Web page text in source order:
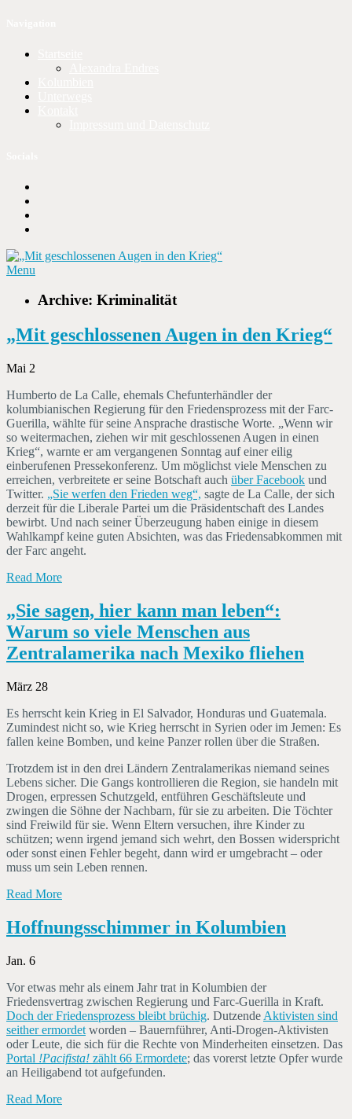
Menu
Archive: Kriminalität
„Mit geschlossenen Augen in den Krieg“
Mai 2
Humberto de La Calle, ehemals Chefunterhändler der
kolumbianischen Regierung für den Friedensprozess mit der Farc-
Guerilla, wählte für seine Ansprache drastische Worte. „Wenn wir
so weitermachen, ziehen wir mit geschlossenen Augen in einen
Krieg“, warnte er am vergangenen Sonntag auf einer eilig
einberufenen Pressekonferenz. Um möglichst viele Menschen zu
erreichen, verbreitete er seine Botschaft auch über Facebook und
Twitter. „Sie werfen den Frieden weg“, sagte de La Calle, der sich
derzeit für die Liberale Partei um die Präsidentschaft des Landes
bewirbt. Und nach seiner Überzeugung haben einige in diesem
Wahlkampf keine guten Absichten, was das Friedensabkommen mit
der Farc angeht.
Read More
„Sie sagen, hier kann man leben“:
Warum so viele Menschen aus
Zentralamerika nach Mexiko fliehen
März 28
Es herrscht kein Krieg in El Salvador, Honduras und Guatemala.
Zumindest nicht so, wie Krieg herrscht in Syrien oder im Jemen: Es
fallen keine Bomben, und keine Panzer rollen über die Straßen.
Trotzdem ist in den drei Ländern Zentralamerikas niemand seines
Lebens sicher. Die Gangs kontrollieren die Region, sie handeln mit
Drogen, erpressen Schutzgeld, entführen Geschäftsleute und
zwingen die Söhne der Nachbarn, für sie zu arbeiten. Die Töchter
sind Freiwild für sie. Wenn Eltern versuchen, ihre Kinder zu
schützen; wenn irgend jemand sich wehrt, den Bossen widerspricht
oder sonst einen Fehler begeht, dann wird er umgebracht – oder
muss um sein Leben rennen.
Read More
Hoffnungsschimmer in Kolumbien
Jan. 6
Vor etwas mehr als einem Jahr trat in Kolumbien der
Friedensvertrag zwischen Regierung und Farc-Guerilla in Kraft.
Doch der Friedensprozess bleibt brüchig. Dutzende Aktivisten sind
seither ermordet worden – Bauernführer, Anti-Drogen-Aktivisten
oder Leute, die sich für die Rechte von Minderheiten einsetzen. Das
Portal !Pacifista! zählt 66 Ermordete; das vorerst letzte Opfer wurde
an Heiligabend tot aufgefunden.
Read More